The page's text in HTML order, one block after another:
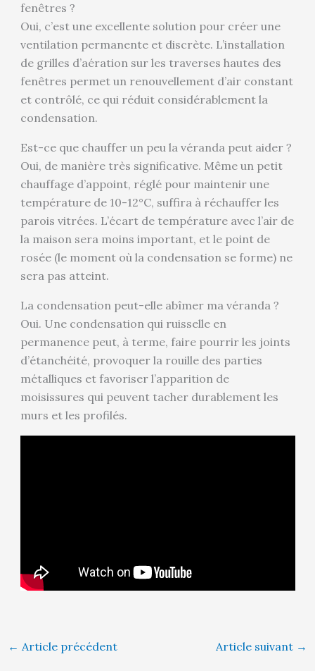
fenêtres ?
Oui, c’est une excellente solution pour créer une
ventilation permanente et discrète. L’installation
de grilles d’aération sur les traverses hautes des
fenêtres permet un renouvellement d’air constant
et contrôlé, ce qui réduit considérablement la
condensation.
Est-ce que chauffer un peu la véranda peut aider ?
Oui, de manière très significative. Même un petit
chauffage d’appoint, réglé pour maintenir une
température de 10-12°C, suffira à réchauffer les
parois vitrées. L’écart de température avec l’air de
la maison sera moins important, et le point de
rosée (le moment où la condensation se forme) ne
sera pas atteint.
La condensation peut-elle abîmer ma véranda ?
Oui. Une condensation qui ruisselle en
permanence peut, à terme, faire pourrir les joints
d’étanchéité, provoquer la rouille des parties
métalliques et favoriser l’apparition de
moisissures qui peuvent tacher durablement les
murs et les profilés.
← Article précédent Article suivant →